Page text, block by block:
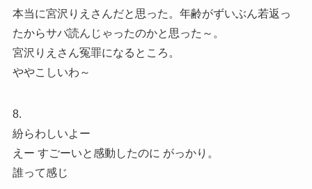
本当に宮沢りえさんだと思った。年齢がずいぶん若返っ
たからサバ読んじゃったのかと思った～。
宮沢りえさん冤罪になるところ。
ややこしいわ～
8.
紛らわしいよー
えー すごーいと感動したのに がっかり。
誰って感じ